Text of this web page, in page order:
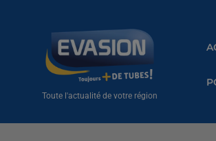
Toute l'actualité de votre région